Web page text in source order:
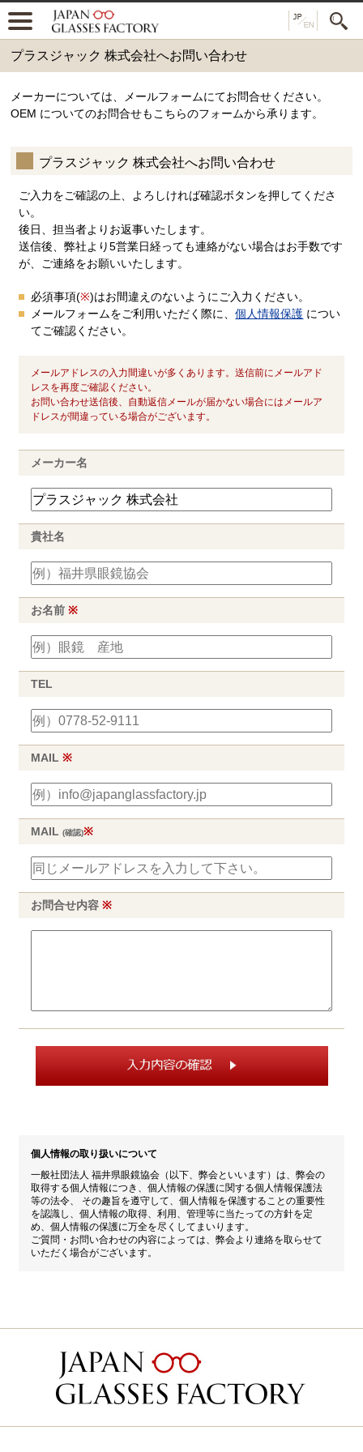
プラスジャック 株式会社へお問い合わせ
メーカーについては、メールフォームにてお問合せください。
OEM についてのお問合せもこちらのフォームから承ります。
プラスジャック 株式会社へお問い合わせ
ご入力をご確認の上、よろしければ確認ボタンを押してくださ
い。
後日、担当者よりお返事いたします。
送信後、弊社より5営業日経っても連絡がない場合はお手数です
が、ご連絡をお願いいたします。
必須事項(※)はお間違えのないようにご入力ください。
メールフォームをご利用いただく際に、個人情報保護 につい
てご確認ください。
メールアドレスの入力間違いが多くあります。送信前にメールアド
レスを再度ご確認ください。
お問い合わせ送信後、自動返信メールが届かない場合にはメールア
ドレスが間違っている場合がございます。
メーカー名
貴社名
お名前※
TEL
MAIL※
MAIL(確認)※
お問合せ内容※
個人情報の取り扱いについて
一般社団法人 福井県眼鏡協会（以下、弊会といいます）は、弊会の
取得する個人情報につき、個人情報の保護に関する個人情報保護法
等の法令、 その趣旨を遵守して、個人情報を保護することの重要性
を認識し、個人情報の取得、利用、管理等に当たっての方針を定
め、個人情報の保護に万全を尽くしてまいります。
ご質問・お問い合わせの内容によっては、弊会より連絡を取らせて
いただく場合がございます。